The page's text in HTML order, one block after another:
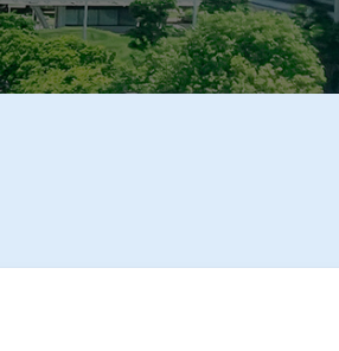
掲載されました